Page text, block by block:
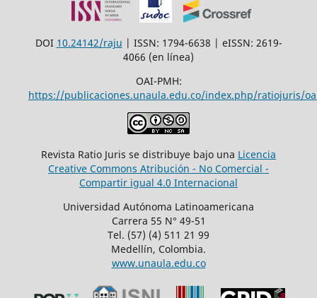
DOI 10.24142/raju | ISSN: 1794-6638 | eISSN: 2619-
4066 (en línea)
OAI-PMH:
https://publicaciones.unaula.edu.co/index.php/ratiojuris/
Revista Ratio Juris se distribuye bajo una Licencia
Creative Commons Atribución - No Comercial -
Compartir igual 4.0 Internacional
Universidad Autónoma Latinoamericana
Carrera 55 N° 49-51
Tel. (57) (4) 511 21 99
Medellín, Colombia.
www.unaula.edu.co